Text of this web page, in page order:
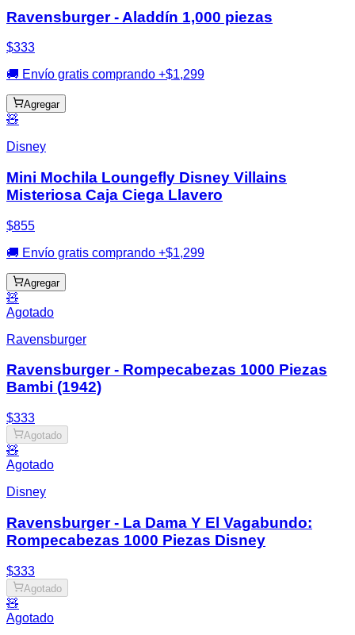
Ravensburger - Aladdín 1,000 piezas
$333
🚚 Envío gratis comprando +$1,299
Agregar
🧸
Disney
Mini Mochila Loungefly Disney Villains
Misteriosa Caja Ciega Llavero
$855
🚚 Envío gratis comprando +$1,299
Agregar
🧸
Agotado
Ravensburger
Ravensburger - Rompecabezas 1000 Piezas
Bambi (1942)
$333
Agotado
🧸
Agotado
Disney
Ravensburger - La Dama Y El Vagabundo:
Rompecabezas 1000 Piezas Disney
$333
Agotado
🧸
Agotado